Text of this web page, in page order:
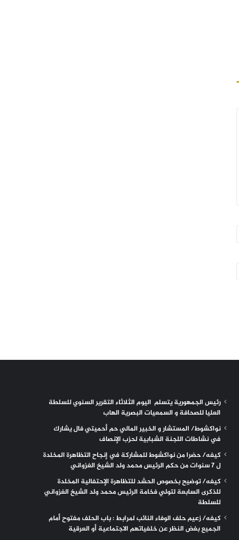
رئيس الجمهورية يتسلم اليوم الثلاثاء التقرير السنوي للسلطة
العليا للصحافة و السمعيات البصرية الهاب
نواكشوط/ المستشار و الخبير المالي حم أحميتي فال يشارك
في نشاطات اللجنة الشبابية لحزب الإنصاف
كيفه/ حضرا من نواكشوط للمشاركة في إنجاح التظاهرة المخلدة
ل 7 سنوات من حكم الرئيس محمد ولد الشيخ الغزواني
كيفه/ توضيح بخصوص الحشد للتظاهرة الإحتفالية المخلدة
للذكرى السابعة لتولي فخامة الرئيس محمد ولد الشيخ الغزواني
للسلطة
كيفه/ زعيم حلف الوفاء النائب لمرابط : باب الحلف مفتوح أمام
الجميع بغض النظر عن خلفياتهم الاجتماعية أو العرقية